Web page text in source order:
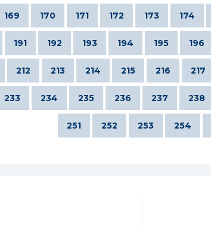
169 170 171 172 173 174
191 192 193 194 195 196
212 213 214 215 216 217
233 234 235 236 237 238
251 252 253 254